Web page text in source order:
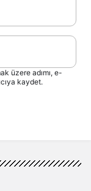
üzere adımı, e-
kaydet.